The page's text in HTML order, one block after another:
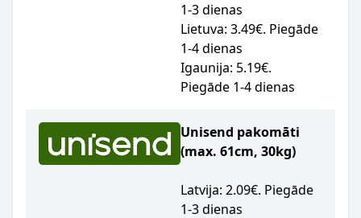
1-3 dienas
Lietuva: 3.49€. Piegāde
1-4 dienas
Igaunija: 5.19€.
Piegāde 1-4 dienas
Unisend pakomāti
(max. 61cm, 30kg)
Latvija: 2.09€. Piegāde
1-3 dienas